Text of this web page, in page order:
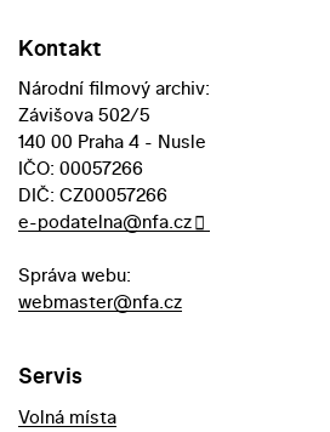
Kontakt
Národní filmový archiv:
Závišova 502/5
140 00 Praha 4 - Nusle
IČO: 00057266
DIČ: CZ00057266
e-podatelna@nfa.cz
Správa webu:
webmaster@nfa.cz
Servis
Volná místa